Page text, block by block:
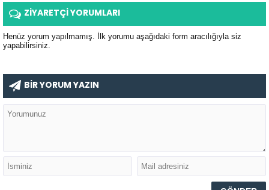
ZİYARETÇİ YORUMLARI
Henüz yorum yapılmamış. İlk yorumu aşağıdaki form aracılığıyla siz
yapabilirsiniz.
BİR YORUM YAZIN